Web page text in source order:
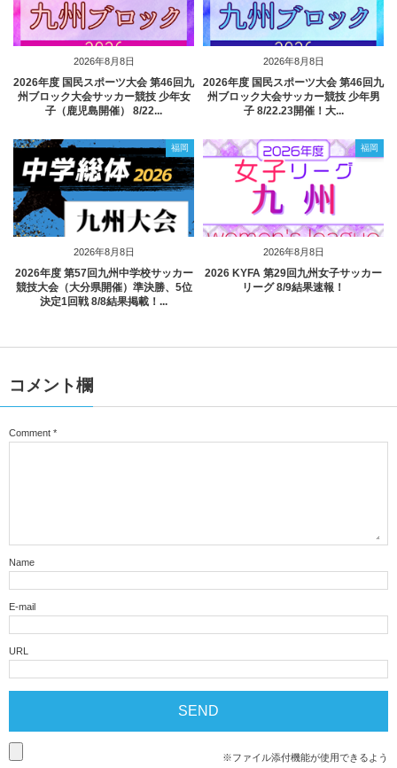
2026年8月8日
2026年度 国民スポーツ大会 第46回九
州ブロック大会サッカー競技 少年女
子（鹿児島開催） 8/22...
2026年8月8日
2026年度 国民スポーツ大会 第46回九
州ブロック大会サッカー競技 少年男
子 8/22.23開催！大...
2026年8月8日
福岡
2026年度 第57回九州中学校サッカー
競技大会（大分県開催）準決勝、5位
決定1回戦 8/8結果掲載！...
2026年8月8日
福岡
2026 KYFA 第29回九州女子サッカー
リーグ 8/9結果速報！
コメント欄
Comment *
Name
E-mail
URL
※ファイル添付機能が使用できるよう